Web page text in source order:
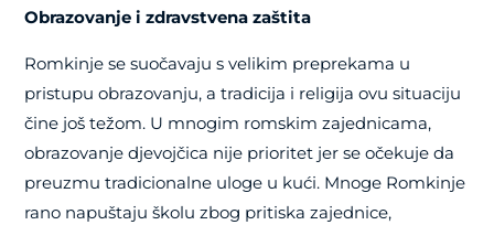
Obrazovanje i zdravstvena zaštita
Romkinje se suočavaju s velikim preprekama u
pristupu obrazovanju, a tradicija i religija ovu situaciju
čine još težom. U mnogim romskim zajednicama,
obrazovanje djevojčica nije prioritet jer se očekuje da
preuzmu tradicionalne uloge u kući. Mnoge Romkinje
rano napuštaju školu zbog pritiska zajednice,